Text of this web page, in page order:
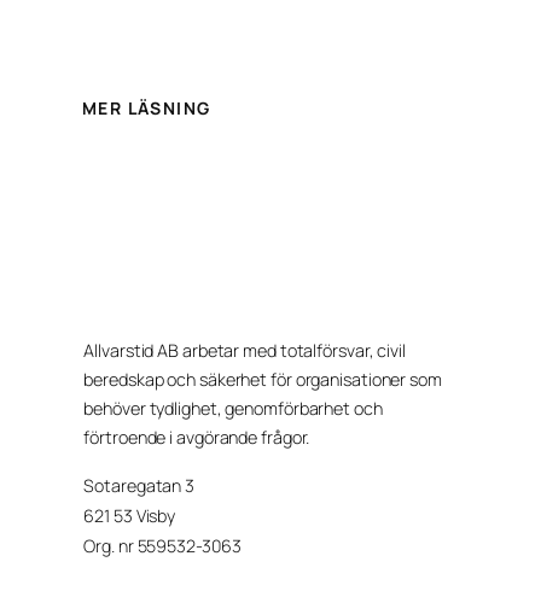
MER LÄSNING
Allvarstid AB arbetar med totalförsvar, civil
beredskap och säkerhet för organisationer som
behöver tydlighet, genomförbarhet och
förtroende i avgörande frågor.
Sotaregatan 3
621 53 Visby
Org. nr 559532-3063